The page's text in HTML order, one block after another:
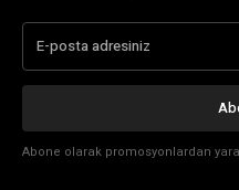
Abone olarak promosyonlardan